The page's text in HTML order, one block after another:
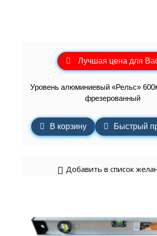
Лучшая цена для
Уровень алюминиевый «Рельс»
фрезерованный
В корзину Быстрый
Добавить в список